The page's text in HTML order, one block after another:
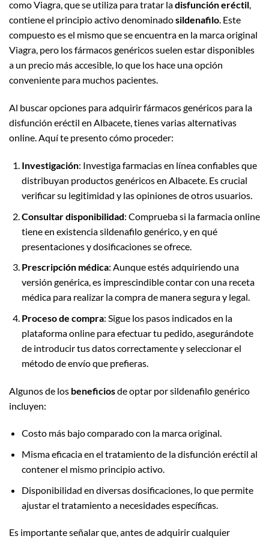
como Viagra, que se utiliza para tratar ladisfunción eréctil,
contiene el principio activo denominadosildenafilo. Este
compuesto es el mismo que se encuentra en la marca original
Viagra, pero los fármacos genéricos suelen estar disponibles
a un precio más accesible, lo que los hace una opción
conveniente para muchos pacientes.
Al buscar opciones para adquirir fármacos genéricos para la
disfunción eréctil en Albacete, tienes varias alternativas
online. Aquí te presento cómo proceder:
Investigación: Investiga farmacias en línea confiables que
distribuyan productos genéricos en Albacete. Es crucial
verificar su legitimidad y las opiniones de otros usuarios.
Consultar disponibilidad: Comprueba si la farmacia online
tiene en existencia sildenafilo genérico, y en qué
presentaciones y dosificaciones se ofrece.
Prescripción médica: Aunque estés adquiriendo una
versión genérica, es imprescindible contar con una receta
médica para realizar la compra de manera segura y legal.
Proceso de compra: Sigue los pasos indicados en la
plataforma online para efectuar tu pedido, asegurándote
de introducir tus datos correctamente y seleccionar el
método de envío que prefieras.
Algunos de los beneficiosde optar por sildenafilo genérico
incluyen:
Costo más bajo comparado con la marca original.
Misma eficacia en el tratamiento de la disfunción eréctil al
contener el mismo principio activo.
Disponibilidad en diversas dosificaciones, lo que permite
ajustar el tratamiento a necesidades específicas.
Es importante señalar que, antes de adquirir cualquier